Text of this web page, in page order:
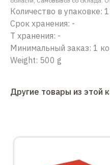
Количество в упаковке:
Срок хранения: -
Т хранения: -
Минимальный заказ: 1
Weight: 500 g
Другие товары из этой